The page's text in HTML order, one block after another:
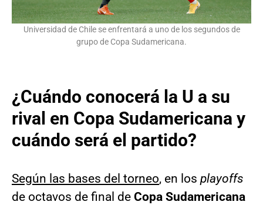
Universidad de Chile se enfrentará a uno de los segundos de
grupo de Copa Sudamericana.
¿Cuándo conocerá la U a su
rival en Copa Sudamericana y
cuándo será el partido?
Según las bases del torneo, en los playoffs
de octavos de final de Copa Sudamericana